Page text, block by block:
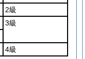
2級
3級
4級